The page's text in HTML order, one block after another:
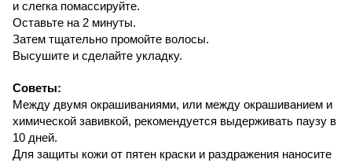
и слегка помассируйте.
Оставьте на 2 минуты.
Затем тщательно промойте волосы.
Высушите и сделайте укладку.
Советы:
Между двумя окрашиваниями, или между окрашиванием и
химической завивкой, рекомендуется выдерживать паузу в
10 дней.
Для защиты кожи от пятен краски и раздражения наносите